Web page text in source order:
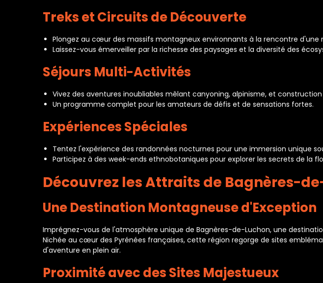
Treks et Circuits de Découverte
Plongez au cœur des massifs montagneux environnants à la rencontre d'une
Laissez-vous émerveiller par la richesse des paysages et la diversité des
Séjours Multi-Activités
Vivez des aventures inoubliables mêlant canyoning, alpinisme, et construction
Un programme complet pour les amateurs de défis et de sensations fortes.
Expériences Spéciales
Tentez l'expérience des randonnées nocturnes pour une immersion unique
Participez à des week-ends ethnobotaniques pour explorer les secrets de la
Découvrez les Attraits de Bagnères-
Une Destination Montagneuse d'Exception
Imprégnez-vous de l'atmosphère unique de Bagnères-de-Luchon, une
Nichée au cœur des Pyrénées françaises, cette région regorge de sites
d'aventure en plein air.
Proximité avec des Sites Majestueux